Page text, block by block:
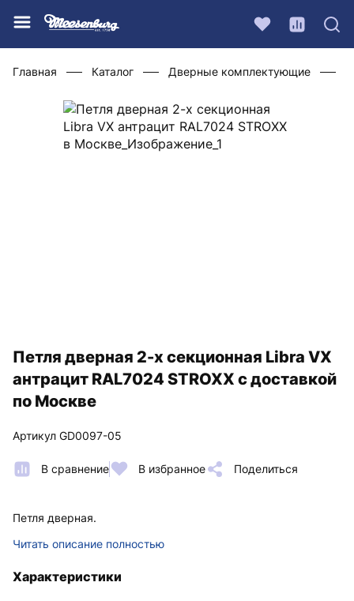
Главная Каталог Дверные комплектующие
Петля дверная 2-х секционная Libra VX
антрацит RAL7024 STROXX с доставкой
по Москве
Артикул GD0097-05
В сравнение В избранное Поделиться
Петля дверная.
Читать описание полностью
Характеристики